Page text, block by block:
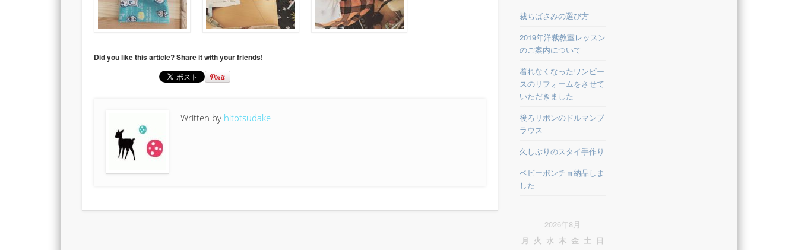
Did you like this article? Share it with your friends!
Written by hitotsudake
裁ちばさみの選び方
2019年洋裁教室レッスン
のご案内について
着れなくなったワンピー
スのリフォームをさせて
いただきました
後ろリボンのドルマンブ
ラウス
久しぶりのスタイ手作り
ベビーポンチョ納品しま
した
2026年8月
月 火 水 木 金 土 日